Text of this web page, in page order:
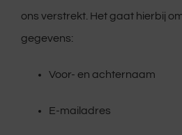
ons verstrekt. Het gaat hierbij
gegevens:
Voor- en achternaam
E-mailadres